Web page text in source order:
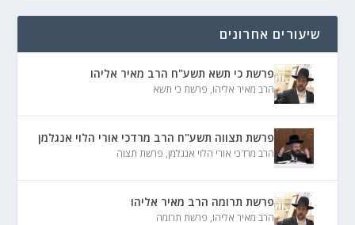
שיעורים אחרונים
פרשת כי תשא תשע"ח הרב מאיר אליהו
הרב מאיר אליהו, פרשת כי תשא
פרשת תצווה תשע"ח הרב מרדכי אורי הלוי אנגלמן
הרב מרדכי אורי הלוי אנגלמן, פרשת תצוה
פרשת תרומה הרב מאיר אליהו
הרב מאיר אליהו, פרשת תרומה